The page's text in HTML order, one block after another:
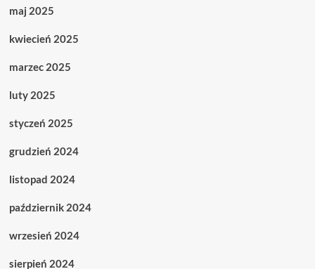
maj 2025
kwiecień 2025
marzec 2025
luty 2025
styczeń 2025
grudzień 2024
listopad 2024
październik 2024
wrzesień 2024
sierpień 2024